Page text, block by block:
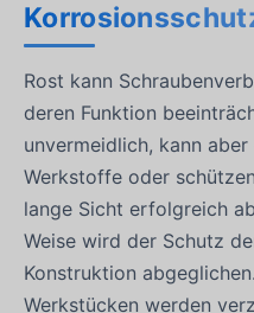
Rost kann
deren Funktion
unvermeidlich, kann
Werkstoffe oder
lange Sicht erfolgreich
Weise wird der Schutz
Konstruktion
Werkstücken werden